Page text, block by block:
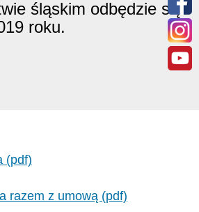
śląskim odbędzie się
roku.
(pdf)
razem z umową (pdf)